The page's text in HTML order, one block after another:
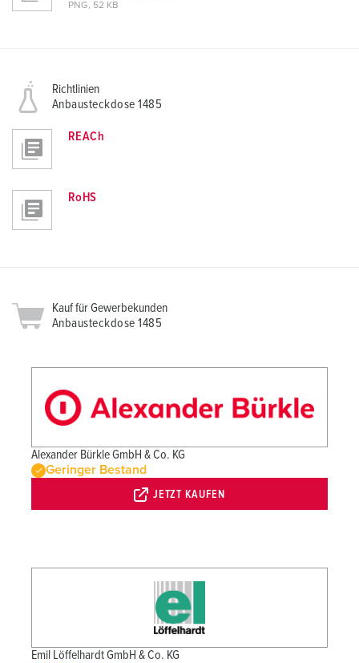
PNG, 52 KB
Richtlinien
Anbausteckdose 1485
REACh
RoHS
Kauf für Gewerbekunden
Anbausteckdose 1485
Alexander Bürkle GmbH & Co. KG
Geringer Bestand
JETZT KAUFEN
Emil Löffelhardt GmbH & Co. KG